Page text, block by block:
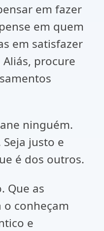
em fazer
em quem
em satisfazer
procure
ninguém.
justo e
é dos outros.
Que as
o conheçam
e